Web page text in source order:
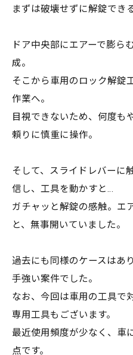
まずは破壊せずに解錠でき
ドア中央部にエアーで膨ら
成。
そこから車用のロック解錠
作業へ。
目視できないため、何度も
頼りに慎重に操作。
そして、スライドレバーに
信し、工具を動かすと…
ガチャッと解錠の感触。エ
と、無事開いていました。
過去にも同様のケースはあ
手強い案件でした。
なお、今回は車用の工具で
専用工具もございます。
最近使用頻度が少なく、車
点です。